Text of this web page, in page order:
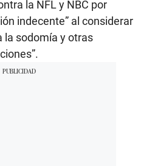
la NFL y NBC por
indecente” al considerar
la sodomía y otras